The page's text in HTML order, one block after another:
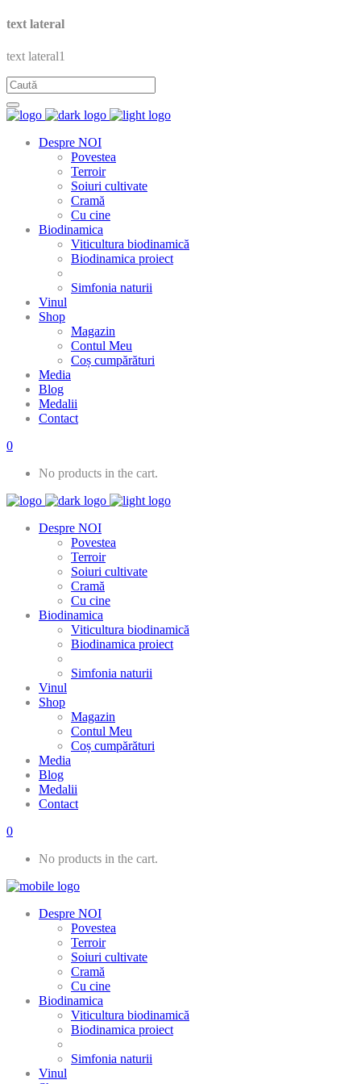
text lateral
text lateral1
Despre NOI
Povestea
Terroir
Soiuri cultivate
Cramă
Cu cine
Biodinamica
Viticultura biodinamică
Biodinamica proiect
Simfonia naturii
Vinul
Shop
Magazin
Contul Meu
Coș cumpărături
Media
Blog
Medalii
Contact
0
No products in the cart.
Despre NOI
Povestea
Terroir
Soiuri cultivate
Cramă
Cu cine
Biodinamica
Viticultura biodinamică
Biodinamica proiect
Simfonia naturii
Vinul
Shop
Magazin
Contul Meu
Coș cumpărături
Media
Blog
Medalii
Contact
0
No products in the cart.
Despre NOI
Povestea
Terroir
Soiuri cultivate
Cramă
Cu cine
Biodinamica
Viticultura biodinamică
Biodinamica proiect
Simfonia naturii
Vinul